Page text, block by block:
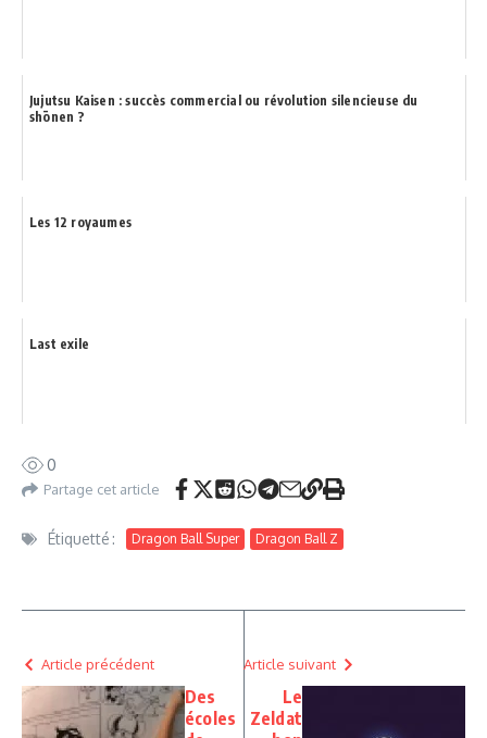
Jujutsu Kaisen : succès commercial ou révolution silencieuse du
shōnen ?
Les 12 royaumes
Last exile
0
Partage cet article
Étiquetté : Dragon Ball Super Dragon Ball Z
Article précédent
Des
écoles
Article suivant
Le
Zeldat